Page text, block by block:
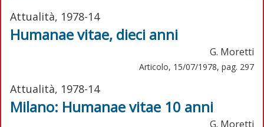
Attualità, 1978-14
Humanae vitae, dieci anni
G. Moretti
Articolo, 15/07/1978, pag. 297
Attualità, 1978-14
Milano: Humanae vitae 10 anni
G. Moretti